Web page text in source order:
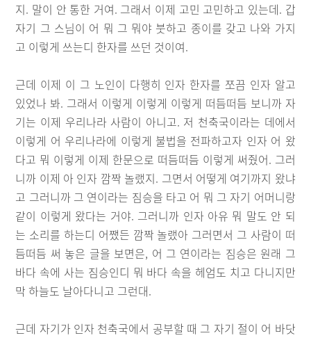
지. 말이 안 통한 거여. 그래서 이제 고민 고민하고 있는데. 갑
자기 그 스님이 어 뭐 그 뭐야 붓하고 종이를 갖고 나와 가지
고 이렇게 쓰는디 한자를 쓰던 것이여.
근데 이제 이 그 노인이 다행히 인자 한자를 쪼끔 인자 알고
있었나 봐. 그래서 이렇게 이렇게 이렇게 떠듬떠듬 보니까 자
기는 이제 우리나라 사람이 아니고. 저 천축국이라는 데에서
이렇게 어 우리나라에 이렇게 불법을 전파하고자 인자 어 왔
다고 뭐 이렇게 이제 한문으로 떠듬떠듬 이렇게 써줬어. 그러
니까 이제 아 인자 깜짝 놀랬지. 그면서 어떻게 여기까지 왔냐
고 그러니까 그 연이라는 짐승을 타고 어 뭐 그 자기 어머니랑
같이 이렇게 왔다는 거야. 그러니까 인자 아유 뭐 말도 안 되
는 소리를 하는디 어쨌든 깜짝 놀랬아 그러면서 그 사람이 떠
듬떠듬 써 놓은 글을 보면은, 어 그 연이라는 짐승은 원래 그
바다 속에 사는 짐승인디 뭐 바다 속을 헤엄도 치고 다니지만
막 하늘도 날아다니고 그런대.
근데 자기가 인자 천축국에서 공부할 때 그 자기 절이 어 바닷